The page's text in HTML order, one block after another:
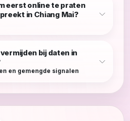
eerst online te praten
in Chiang Mai?
bij daten in
en gemengde signalen